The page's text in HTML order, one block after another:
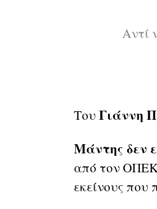
Αντί
Του Γιάννη
Μάντης δεν
από τον
εκείνους που